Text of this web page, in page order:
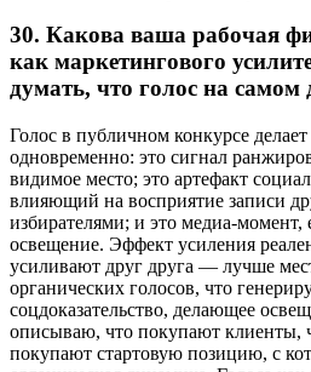
30. Какова ваша рабочая
как маркетингового
думать, что голос на самом
Голос в публичном конкурсе
одновременно: это сигнал
видимое место; это артефакт
влияющий на восприятие записи
избирателями; и это медиа-момент,
освещение. Эффект усиления
усиливают друг друга — лучше
органических голосов, что
соцдоказательство, делающее
описываю, что покупают клиенты,
покупают стартовую позицию, с